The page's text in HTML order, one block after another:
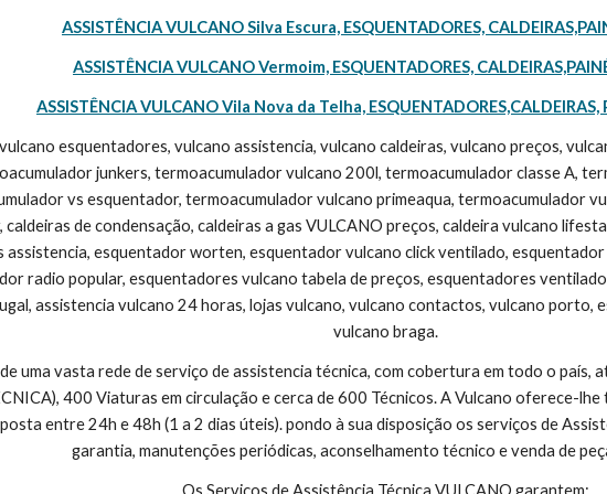
ASSISTÊNCIA VULCANO Silva Escura, ESQUENTADORES,
ASSISTÊNCIA VULCANO Vermoim, ESQUENTADORES,
ASSISTÊNCIA VULCANO Vila Nova da Telha, ESQUENTADORES,CALDEIRAS,
esquentadores, vulcano assistencia, vulcano caldeiras, vulcano preços,
junkers, termoacumulador vulcano 200l, termoacumulador classe A,
vs esquentador, termoacumulador vulcano primeaqua, termoacumulador
caldeiras de condensação, caldeiras a gas VULCANO preços, caldeira vulcano
assistencia, esquentador worten, esquentador vulcano click ventilado,
radio popular, esquentadores vulcano tabela de preços, esquentadores
assistencia vulcano 24 horas, lojas vulcano, vulcano contactos, vulcano porto,
vulcano braga.
uma vasta rede de serviço de assistencia técnica, com cobertura em todo o país,
400 Viaturas em circulação e cerca de 600 Técnicos. A Vulcano oferece-
entre 24h e 48h (1 a 2 dias úteis). pondo à sua disposição os serviços de
garantia, manutenções periódicas, aconselhamento técnico e venda de
Os Serviços de Assistência Técnica VULCANO garantem: